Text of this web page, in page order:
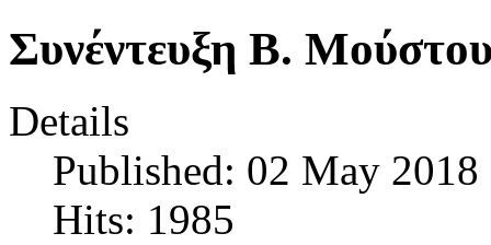
Συνέντευξη Β.
Details
Published: 02 May 2018
Hits: 1985